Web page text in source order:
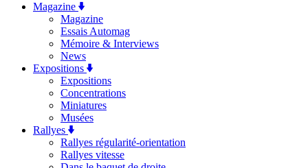
Magazine
Magazine
Essais Automag
Mémoire & Interviews
News
Expositions
Expositions
Concentrations
Miniatures
Musées
Rallyes
Rallyes régularité-orientation
Rallyes vitesse